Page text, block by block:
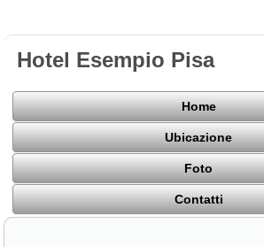
Hotel Esempio Pisa
Home
Ubicazione
Foto
Contatti